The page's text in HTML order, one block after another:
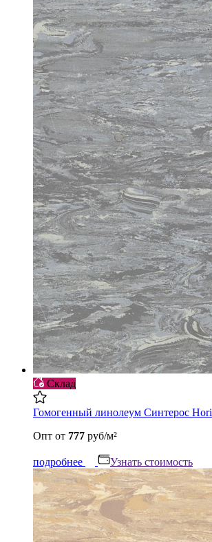
Склад
Гомогенный линолеум Синтерос
Опт от 777 руб/м²
подробнее Узнать стоимость